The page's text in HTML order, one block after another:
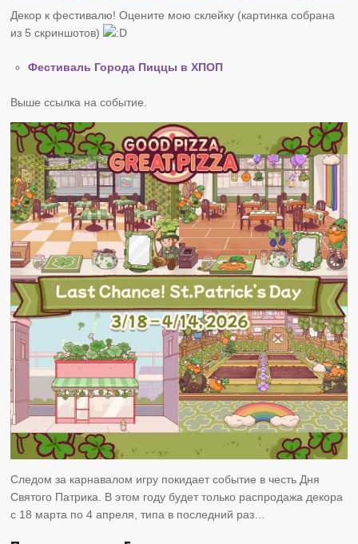
Декор к фестивалю! Оцените мою склейку (картинка собрана
из 5 скриншотов)
Фестиваль Города Пиццы в ХПОП
Выше ссылка на событие.
Следом за карнавалом игру покидает событие в честь Дня
Святого Патрика. В этом году будет только распродажа декора
с 18 марта по 4 апреля, типа в последний раз…